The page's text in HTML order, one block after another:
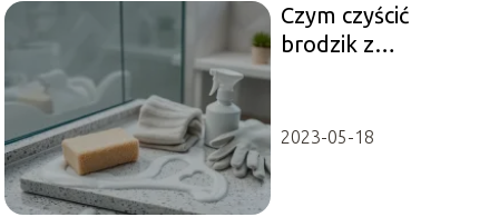
Czym czyścić
brodzik z
2023-05-18